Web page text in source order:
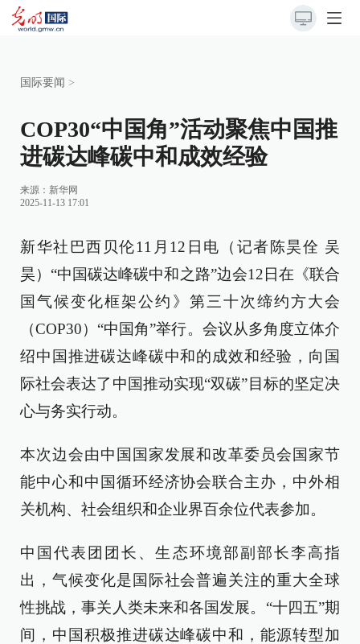
国际要闻 >
COP30“中国角”活动聚焦中国推
进碳达峰碳中和成效经验
来源： 新华网
2025-11-13 17:01
新华社巴西贝伦11月12日电（记者陈昊佺 吴
昊）“中国碳达峰碳中和之路”边会12日在《联合
国气候变化框架公约》第三十次缔约方大会
（COP30）“中国角”举行。会议从多角度立体介
绍中国推进碳达峰碳中和的成效和经验，向国
际社会表达了中国推动实现“双碳”目标的坚定决
心与务实行动。
本次边会由中国国家发展和改革委员会国家节
能中心和中国循环经济协会联合主办，中外相
关机构、社会组织和企业界百余位代表参加。
中国代表团团长、生态环境部副部长李高指
出，气候变化是国际社会普遍关注的重大全球
性挑战，事关人类未来和各国发展。“十四五”期
间，中国积极推进碳达峰碳中和，能源转型加